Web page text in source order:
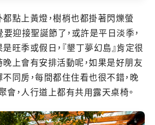
都點上黃燈，樹梢也都掛著閃爍螢
要迎接聖誕節了，或許是平日淡季，
旺季或假日，『墾丁夢幻島』肯定很
晚上會有安排活動呢，如果是好朋友
同房，每間都住住看也很不錯，晚
會，人行道上都有共用露天桌椅。